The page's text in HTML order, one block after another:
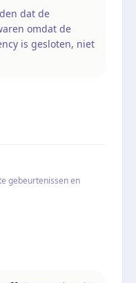
dat de
omdat de
is gesloten, niet
gebeurtenissen en